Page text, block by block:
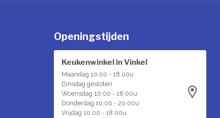
Openingstijden
Keukenwinkel in Vinkel
Maandag 10:00 - 18:00u
Dinsdag gesloten
Woensdag 10:00 - 18:00u
Donderdag 10:00 - 20:00u
Vrijdag 10:00 - 18:00u